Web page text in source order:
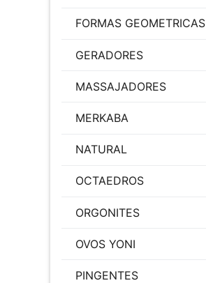
FORMAS GEOMETRICAS
GERADORES
MASSAJADORES
MERKABA
NATURAL
OCTAEDROS
ORGONITES
OVOS YONI
PINGENTES